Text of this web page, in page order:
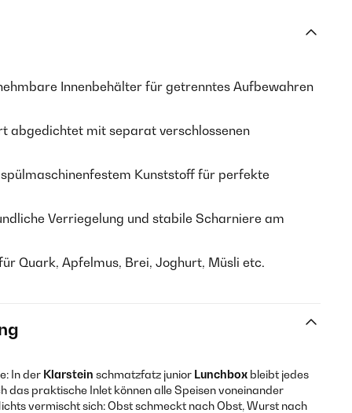
Innenbehälter für getrenntes Aufbewahren
abgedichtet mit separat verschlossenen
Kunststoff für perfekte
Verriegelung und stabile Scharniere am
Quark, Apfelmus, Brei, Joghurt, Müsli etc.
In der Klarstein schmatzfatz junior Lunchbox bleibt jedes
das praktische Inlet können alle Speisen voneinander
vermischt sich: Obst schmeckt nach Obst, Wurst nach